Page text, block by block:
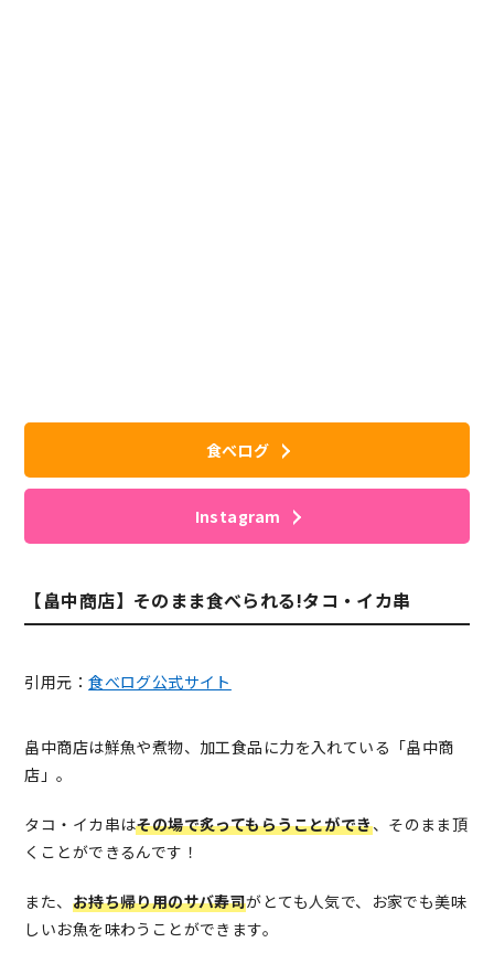
食べログ
Instagram
【畠中商店】そのまま食べられる!タコ・イカ串
引用元：食べログ公式サイト
畠中商店は鮮魚や煮物、加工食品に力を入れている「畠中商
店」。
タコ・イカ串はその場で炙ってもらうことができ、そのまま頂
くことができるんです！
また、 お持ち帰り用のサバ寿司がとても人気で、お家でも美味
しいお魚を味わうことができます。